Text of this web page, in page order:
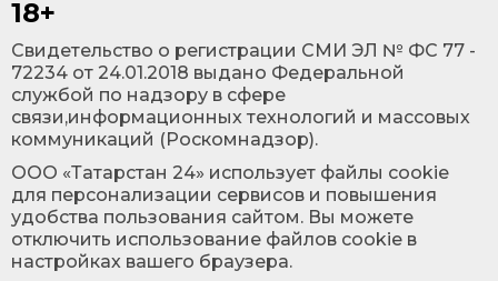
18+
Cвидетельство о регистрации СМИ ЭЛ № ФС 77 -
72234 от 24.01.2018 выдано Федеральной
службой по надзору в сфере
связи,информационных технологий и массовых
коммуникаций (Роскомнадзор).
ООО «Татарстан 24» использует файлы cookie
для персонализации сервисов и повышения
удобства пользования сайтом. Вы можете
отключить использование файлов cookie в
настройках вашего браузера.